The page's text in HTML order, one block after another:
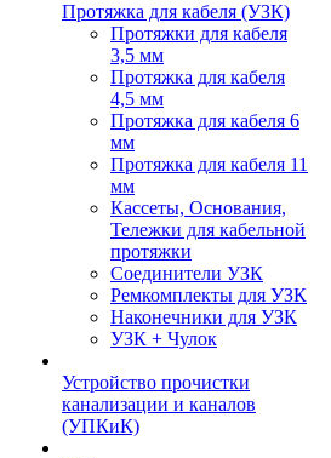
Протяжка для кабеля (УЗК)
Протяжки для кабеля
3,5 мм
Протяжка для кабеля
4,5 мм
Протяжка для кабеля 6
мм
Протяжка для кабеля 11
мм
Кассеты, Основания,
Тележки для кабельной
протяжки
Соединители УЗК
Ремкомплекты для УЗК
Наконечники для УЗК
УЗК + Чулок
Устройство прочистки
канализации и каналов
(УПКиК)